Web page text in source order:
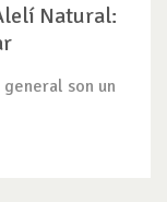
Natural:
son un